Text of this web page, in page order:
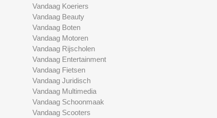
Vandaag Koeriers
Vandaag Beauty
Vandaag Boten
Vandaag Motoren
Vandaag Rijscholen
Vandaag Entertainment
Vandaag Fietsen
Vandaag Juridisch
Vandaag Multimedia
Vandaag Schoonmaak
Vandaag Scooters